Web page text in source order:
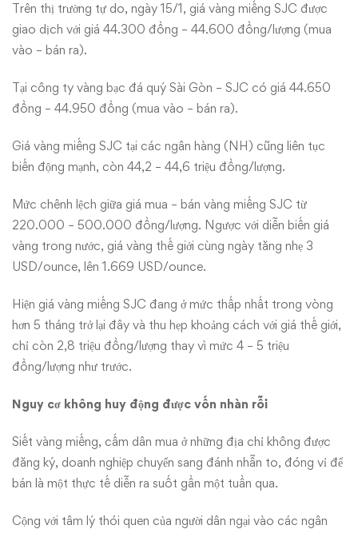
Trên thị trường tự do, ngày 15/1, giá vàng miếng SJC được
giao dịch với giá 44.300 đồng – 44.600 đồng/lượng (mua
vào – bán ra).
Tại công ty vàng bạc đá quý Sài Gòn – SJC có giá 44.650
đồng – 44.950 đồng (mua vào – bán ra).
Giá vàng miếng SJC tại các ngân hàng (NH) cũng liên tục
biến động mạnh, còn 44,2 – 44,6 triệu đồng/lượng.
Mức chênh lệch giữa giá mua – bán vàng miếng SJC từ
220.000 – 500.000 đồng/lượng. Ngược với diễn biến giá
vàng trong nước, giá vàng thế giới cùng ngày tăng nhẹ 3
USD/ounce, lên 1.669 USD/ounce.
Hiện giá vàng miếng SJC đang ở mức thấp nhất trong vòng
hơn 5 tháng trở lại đây và thu hẹp khoảng cách với giá thế giới,
chỉ còn 2,8 triệu đồng/lượng thay vì mức 4 – 5 triệu
đồng/lượng như trước.
Nguy cơ không huy động được vốn nhàn rỗi
Siết vàng miếng, cấm dân mua ở những địa chỉ không được
đăng ký, doanh nghiệp chuyển sang đánh nhẫn to, đóng vỉ để
bán là một thực tế diễn ra suốt gần một tuần qua.
Cộng với tâm lý thói quen của người dân ngại vào các ngân